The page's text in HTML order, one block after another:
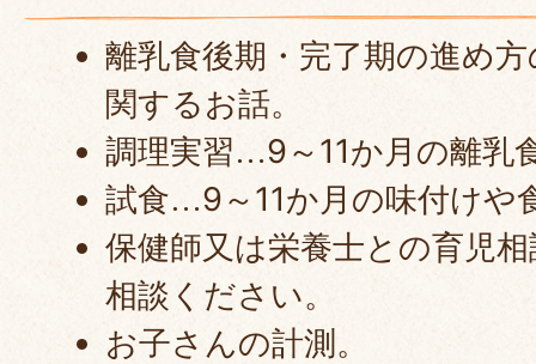
離乳食後期・完了期の進め
関するお話。
調理実習…9～11か月の離乳
試食…9～11か月の味付けや
保健師又は栄養士との育児
相談ください。
お子さんの計測。